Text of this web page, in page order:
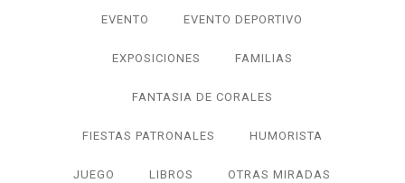
EVENTO EVENTO DEPORTIVO
EXPOSICIONES FAMILIAS
FANTASIA DE CORALES
FIESTAS PATRONALES HUMORISTA
JUEGO LIBROS OTRAS MIRADAS